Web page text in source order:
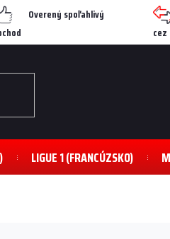
Overený spoľahlivý
LIGUE 1 (FRANCÚZSKO)